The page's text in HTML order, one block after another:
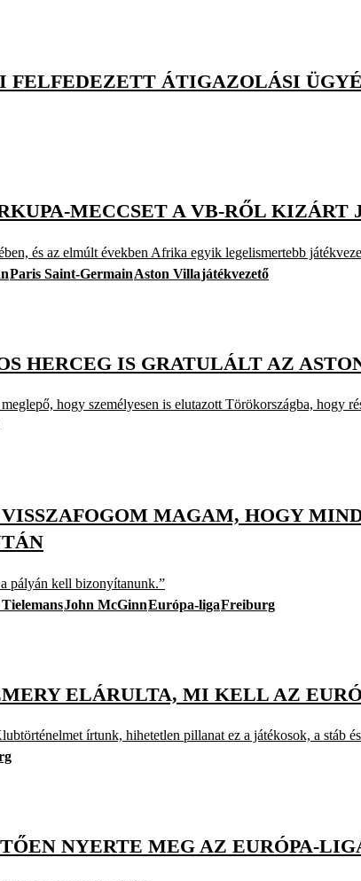
FELFEDEZETT ÁTIGAZOLÁSI
MECCSET A VB-RŐL KIZÁRT
és az elmúlt években Afrika egyik legelismertebb
Paris Saint-GermainAston Villajátékvezető
HERCEG IS GRATULÁLT AZ
hogy személyesen is elutazott Törökországba, hogy
MAGAM, HOGY
pályán kell bizonyítanunk.”
John McGinnEurópa-ligaFreiburg
ELÁRULTA, MI KELL AZ
írtunk, hihetetlen pillanat ez a játékosok, a stáb
NYERTE MEG AZ EURÓPA-